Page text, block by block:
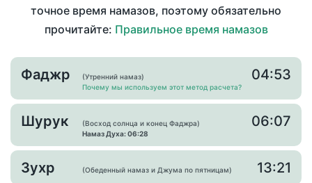
точное время намазов, поэтому обязательно
прочитайте: Правильное время намазов
Фаджр
(Утренний намаз)
Почему мы используем этот метод расчета?
04:53
Шурук
(Восход солнца и конец Фаджра)
Намаз Духа: 06:28
06:07
Зухр (Обеденный намаз и Джума по пятницам) 13:21